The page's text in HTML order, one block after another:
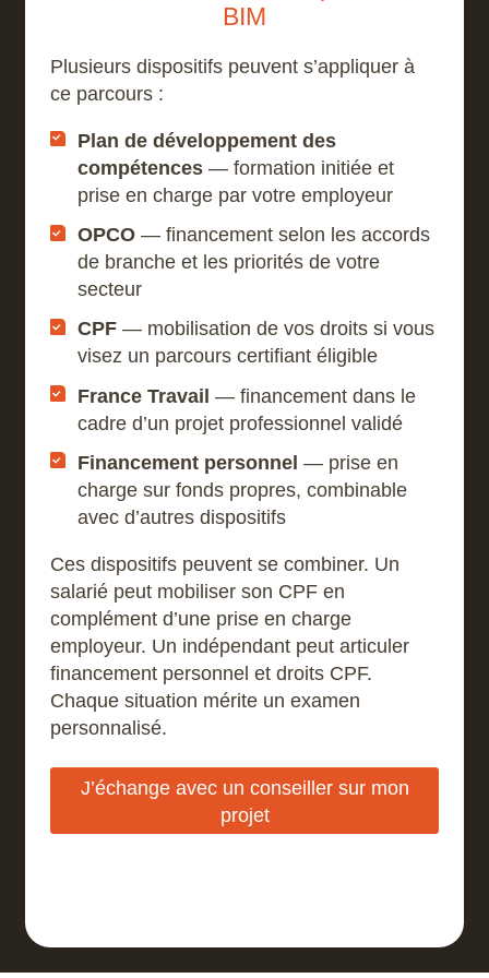
interactives avec l’ensemble des acteurs du
projet.
maquettes numériques fiables.
Gestion des données paramétriques :
Modification rapide et flexible des éléments
du projet.
Traitement des propriétés : Gestion avancée
des attributs des différents composants du
BIM
Plusieurs dispositifs peuvent s’appliquer à
ce parcours :
Plan de développement des
compétences — formation initiée et
prise en charge par votre employeur
OPCO — financement selon les accords
de branche et les priorités de votre
secteur
CPF — mobilisation de vos droits si vous
visez un parcours certifiant éligible
France Travail — financement dans le
cadre d’un projet professionnel validé
Financement personnel — prise en
charge sur fonds propres, combinable
avec d’autres dispositifs
Ces dispositifs peuvent se combiner. Un
salarié peut mobiliser son CPF en
complément d’une prise en charge
employeur. Un indépendant peut articuler
financement personnel et droits CPF.
Chaque situation mérite un examen
personnalisé.
J’échange avec un conseiller sur mon
projet